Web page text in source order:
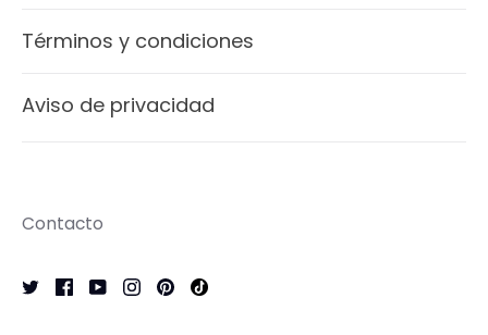
Términos y condiciones
Aviso de privacidad
Contacto